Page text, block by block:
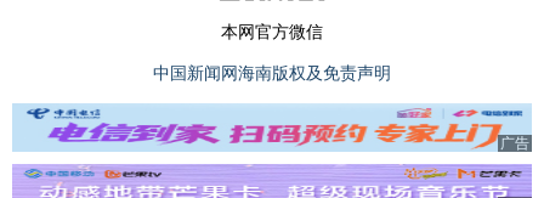
本网官方微信
中国新闻网海南版权及免责声明
广告